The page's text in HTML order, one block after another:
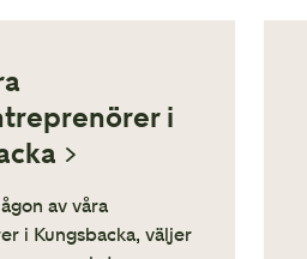
i
av våra
i Kungsbacka, väljer